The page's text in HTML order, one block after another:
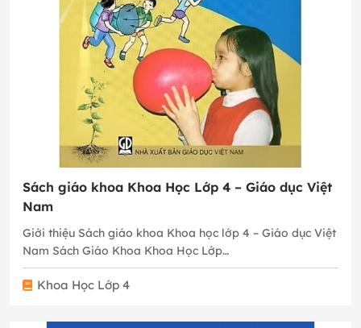
Sách giáo khoa Khoa Học Lớp 4 – Giáo dục Việt
Nam
Giới thiệu Sách giáo khoa Khoa học lớp 4 – Giáo dục Việt
Nam Sách Giáo Khoa Khoa Học Lớp…
Khoa Học Lớp 4